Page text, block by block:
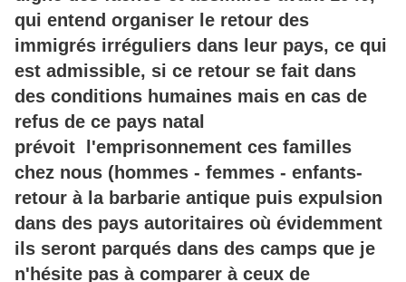
qui entend organiser le retour des
immigrés irréguliers dans leur pays, ce qui
est admissible, si ce retour se fait dans
des conditions humaines mais en cas de
refus de ce pays natal
prévoit l'emprisonnement ces familles
chez nous (hommes - femmes - enfants-
retour à la barbarie antique puis expulsion
dans des pays autoritaires où évidemment
ils seront parqués dans des camps que je
n'hésite pas à comparer à ceux de